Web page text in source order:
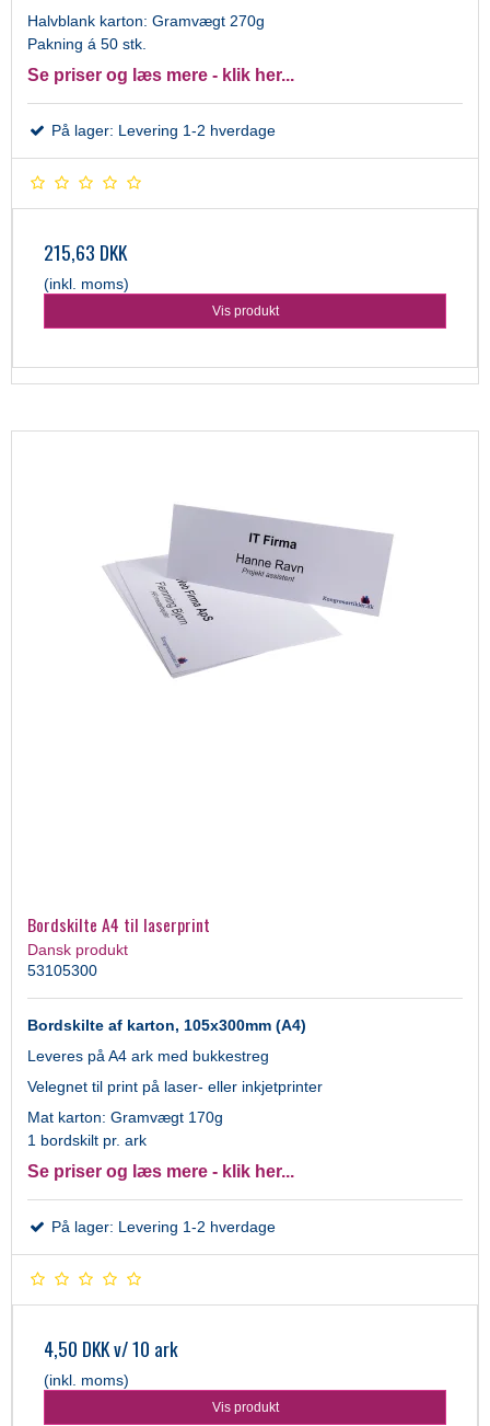
Halvblank karton: Gramvægt 270g
Pakning á 50 stk.
Se priser og læs mere - klik her...
På lager: Levering 1-2 hverdage
215,63 DKK
(inkl. moms)
Vis produkt
Bordskilte A4 til laserprint
Dansk produkt
53105300
Bordskilte af karton, 105x300mm (A4)
Leveres på A4 ark med bukkestreg
Velegnet til print på laser- eller inkjetprinter
Mat karton: Gramvægt 170g
1 bordskilt pr. ark
Se priser og læs mere - klik her...
På lager: Levering 1-2 hverdage
4,50 DKKv/ 10 ark
(inkl. moms)
Vis produkt